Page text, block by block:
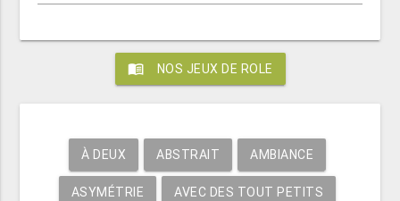
menu_book NOS JEUX DE ROLE
À DEUX ABSTRAIT AMBIANCE
ASYMÉTRIE AVEC DES TOUT PETITS